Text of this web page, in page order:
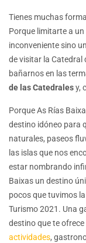
Tienes muchas
Porque limitarte a
inconveniente sino
de visitar la Catedral
bañarnos en las
de las Catedralesy,
Porque As Rías
destino idóneo para
naturales, paseos
las islas que nos
estar nombrando
Baixas un destino
pocos que tuvimos
Turismo 2021. Una
destino que te
actividades,